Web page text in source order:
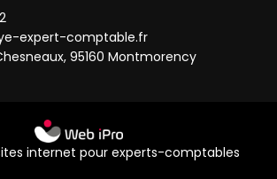
expert-comptable.fr
95160 Montmorency
internet pour experts-comptables